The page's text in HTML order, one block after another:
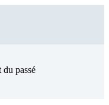
passé